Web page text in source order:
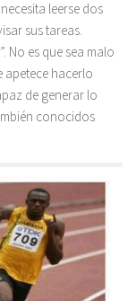
leerse dos
sus tareas.
No es que sea malo
hacerlo
de generar lo
conocidos